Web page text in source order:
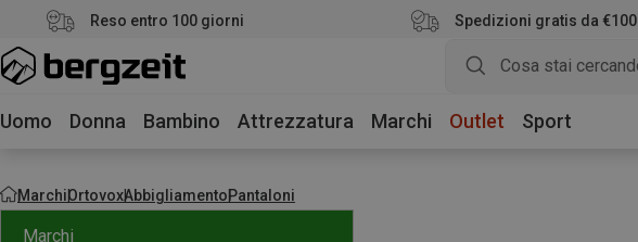
Reso entro 100 giorni Spedizioni gratis da €100
Uomo Donna Bambino Attrezzatura Marchi Outlet Sport
MarchiOrtovoxAbbigliamentoPantaloni
Marchi